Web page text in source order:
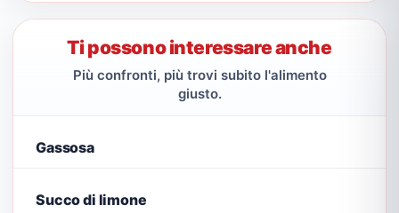
Ti possono interessare anche
Più confronti, più trovi subito l'alimento
giusto.
Gassosa
Succo di limone